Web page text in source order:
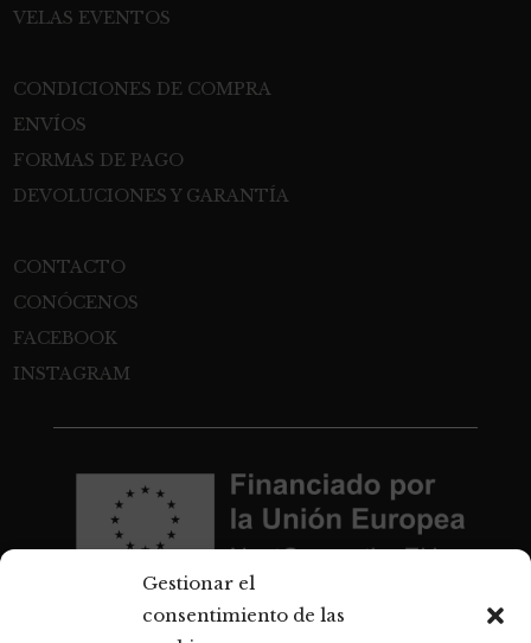
Gestionar el
consentimiento de las
VELAS EVENTOS
CONDICIONES DE COMPRA
ENVÍOS
FORMAS DE PAGO
DEVOLUCIONES Y GARANTÍA
CONTACTO
CONÓCENOS
FACEBOOK
INSTAGRAM